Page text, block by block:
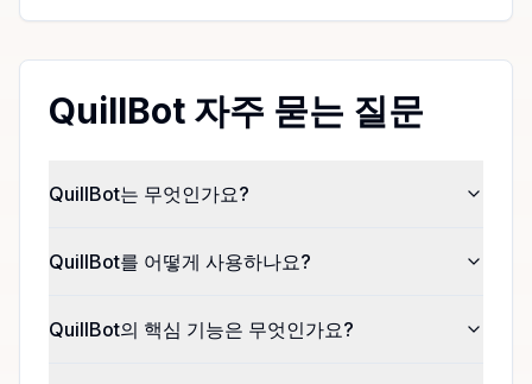
QuillBot 자주 묻는 질문
QuillBot는 무엇인가요?
QuillBot를 어떻게 사용하나요?
QuillBot의 핵심 기능은 무엇인가요?